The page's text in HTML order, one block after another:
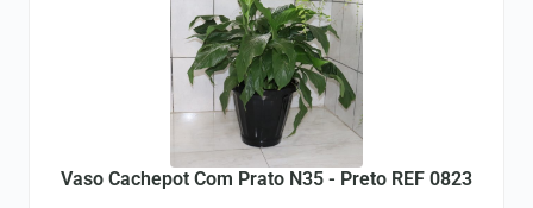
Vaso Cachepot Com Prato N35 - Preto REF 0823